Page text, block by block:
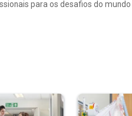
para os desafios do